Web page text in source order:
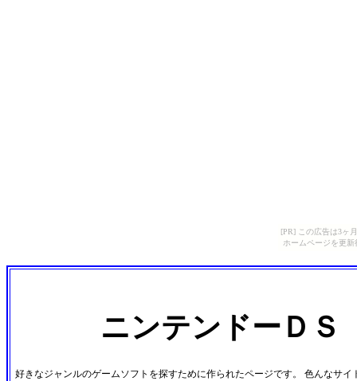
[PR] この広告は3ヶ
ホームページを更
ニンテンドーＤ
好きなジャンルのゲームソフトを探すために作られたページです。 色んなサ